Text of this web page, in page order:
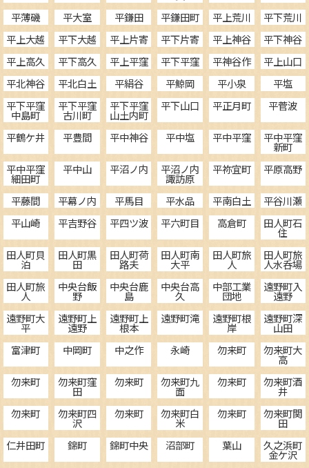
平薄磯
平大室 平鎌田 平鎌田町 平上荒川
平下荒川
平上大越
平下大越 平上片寄 平下片寄 平上神谷
平下神谷
平上高久
平下高久 平上平窪 平下平窪 平神谷作
平上山口
平北神谷
平北白土 平絹谷 平鯨岡 平小泉
平塩
平下平窪
中島町
平下平窪
古川町
平下平窪
山土内町
平下山口 平正月町 平菅波
平鶴ケ井 平豊間 平中神谷 平中塩 平中平窪 平中平窪
新町
平中平窪
細田町
平中山 平沼ノ内 平沼ノ内
諏訪原
平祢宜町 平原高野
平藤間 平幕ノ内 平馬目 平水品 平南白土
平谷川瀬
平山崎
平吉野谷 平四ツ波 平六町目 高倉町 田人町石
住
田人町貝
泊
田人町黒
田
田人町荷
路夫
田人町南
大平
田人町旅
人
田人町旅
人水呑場
田人町旅
人
中央台飯
野
中央台鹿
島
中央台高
久
中部工業
団地
遠野町入
遠野
遠野町大
平
遠野町上
遠野
遠野町上
根本
遠野町滝 遠野町根
岸
遠野町深
山田
富津町
中岡町 中之作 永崎 勿来町 勿来町大
高
勿来町
勿来町窪
田
勿来町 勿来町九
面
勿来町 勿来町酒
井
勿来町
勿来町四
沢
勿来町 勿来町白
米
勿来町 勿来町関
田
仁井田町
錦町 錦町中央 沼部町 葉山 久之浜町
金ケ沢